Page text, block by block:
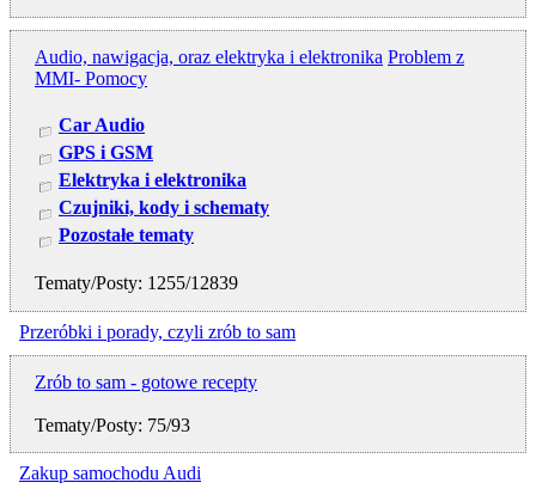
Audio, nawigacja, oraz elektryka i elektronika Problem z
MMI- Pomocy
Car Audio
GPS i GSM
Elektryka i elektronika
Czujniki, kody i schematy
Pozostałe tematy
Tematy/Posty: 1255/12839
Przeróbki i porady, czyli zrób to sam
Zrób to sam - gotowe recepty
Tematy/Posty: 75/93
Zakup samochodu Audi